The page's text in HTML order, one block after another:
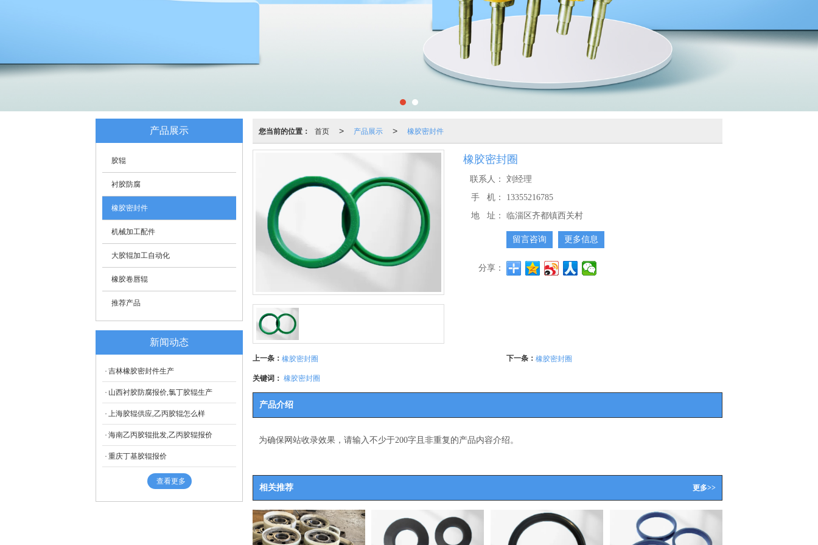
您当前的位置： 首页 > 产品展示 > 橡胶密封件
橡胶密封圈
联系人：
刘经理
手 机：
13355216785
地 址：
临淄区齐都镇西关村
留言咨询 更多信息
分享：
上一条： 橡胶密封圈 下一条： 橡胶密封圈
关键词： 橡胶密封圈
产品介绍
为确保网站收录效果，请输入不少于200字且非重复的产品内容介绍。
相关推荐 更多>>
产品展示
胶辊
衬胶防腐
橡胶密封件
机械加工配件
大胶辊加工自动化
橡胶卷唇辊
推荐产品
新闻动态
吉林橡胶密封件生产
山西衬胶防腐报价,氯丁胶辊生产
上海胶辊供应,乙丙胶辊怎么样
海南乙丙胶辊批发,乙丙胶辊报价
重庆丁基胶辊报价
查看更多